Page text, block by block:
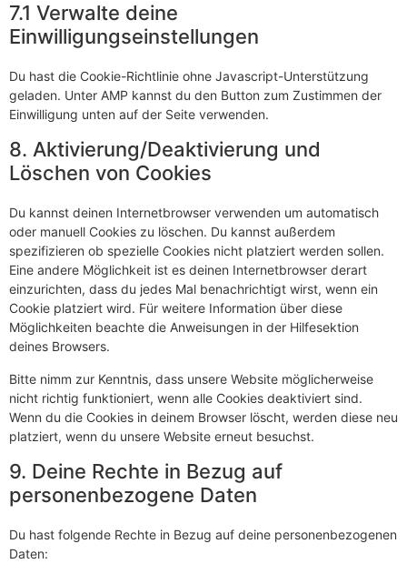
7.1 Verwalte deine
Einwilligungseinstellungen
Du hast die Cookie-Richtlinie ohne Javascript-Unterstützung
geladen. Unter AMP kannst du den Button zum Zustimmen der
Einwilligung unten auf der Seite verwenden.
8. Aktivierung/Deaktivierung und
Löschen von Cookies
Du kannst deinen Internetbrowser verwenden um automatisch
oder manuell Cookies zu löschen. Du kannst außerdem
spezifizieren ob spezielle Cookies nicht platziert werden sollen.
Eine andere Möglichkeit ist es deinen Internetbrowser derart
einzurichten, dass du jedes Mal benachrichtigt wirst, wenn ein
Cookie platziert wird. Für weitere Information über diese
Möglichkeiten beachte die Anweisungen in der Hilfesektion
deines Browsers.
Bitte nimm zur Kenntnis, dass unsere Website möglicherweise
nicht richtig funktioniert, wenn alle Cookies deaktiviert sind.
Wenn du die Cookies in deinem Browser löscht, werden diese neu
platziert, wenn du unsere Website erneut besuchst.
9. Deine Rechte in Bezug auf
personenbezogene Daten
Du hast folgende Rechte in Bezug auf deine personenbezogenen
Daten: